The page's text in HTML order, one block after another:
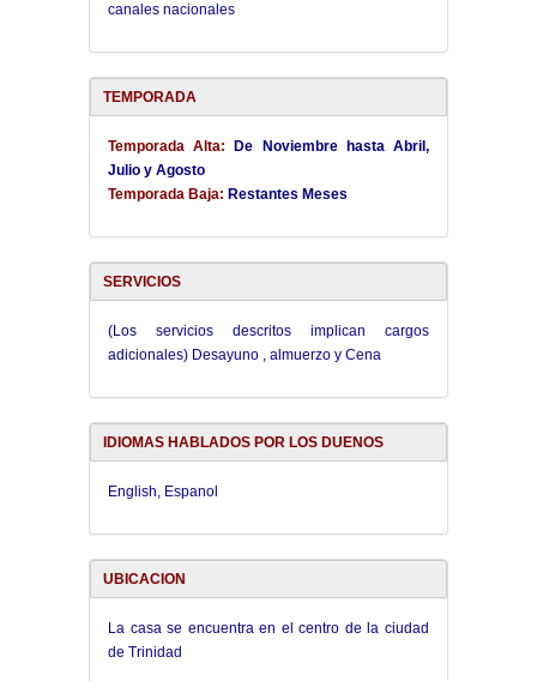
canales nacionales
TEMPORADA
Temporada Alta:
De Noviembre hasta Abril,
Julio y Agosto
Temporada Baja: Restantes Meses
SERVICIOS
(Los servicios descritos implican cargos
adicionales) Desayuno , almuerzo y Cena
IDIOMAS HABLADOS POR LOS DUENOS
English, Espanol
UBICACION
La casa se encuentra en el centro de la ciudad
de Trinidad